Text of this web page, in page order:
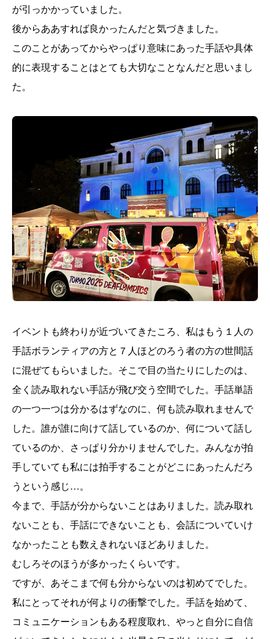
が引っかかっていました。
後からああすれば良かったんだと気づきました。
このことがあってからやっぱり意味にあった手話や具体
的に表現することはとても大切なことなんだと思いまし
た。
イベントも終わりが近づいてきたころ、私はもう１人の
手話ボランティアの方と７人ほどのろう者の方の世間話
に混ぜてもらいました。そこで目の当たりにしたのは、
全く読み取れない手話が飛び交う空間でした。手話単語
の一つ一つは分かるはずなのに、何も読み取れませんで
した。誰が誰に向けて話しているのか、何について話し
ているのか、さっぱり分かりませんでした。みんなが拍
手していても私には拍手することがどこにあったんだろ
うという感じ…。
今まで、手話が分からないことはありました。読み取れ
ないことも、手話にできないことも、会話についていけ
なかったことも数えきれないほどありました。
むしろそのほうが多かったくらいです。
ですが、あそこまで何も分からないのは初めてでした。
私にとってそれが何よりの衝撃でした。手話を始めて、
コミュニケーションもある程度取れ、やっと自分に自信